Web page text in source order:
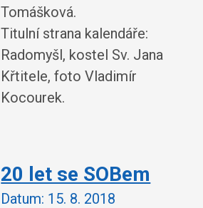
Tomášková.
Titulní strana kalendáře:
Radomyšl, kostel Sv. Jana
Křtitele, foto Vladimír
Kocourek.
20 let se SOBem
Datum: 15. 8. 2018